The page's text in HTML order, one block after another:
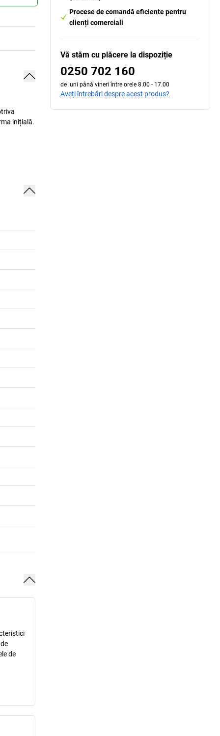
inițială.
de
Procese de comandă eficiente pentru
clienți comerciali
Vă stăm cu plăcere la dispoziție
0250 702 160
de luni până vineri între orele 8.00 - 17.00
Aveți întrebări despre acest produs?